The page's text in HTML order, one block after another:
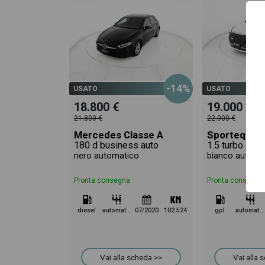
USATO -14%
18.800 €
21.800 €
Mercedes Classe A
180 d business auto
nero automatico
Pronta consegna
diesel automatico 07/2020 102.524
Vai alla scheda >>
USATO
19.000 €
22.000 €
Sportequipe
1.5 turbo gpl
bianco
Pronta consegna
gpl automatico
Vai alla